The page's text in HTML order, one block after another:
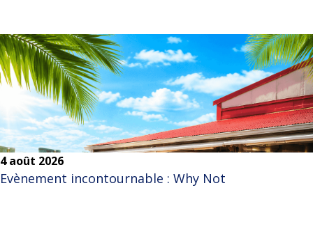
4 août 2026
Evènement incontournable : Why Not